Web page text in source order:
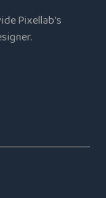
Pixellab's